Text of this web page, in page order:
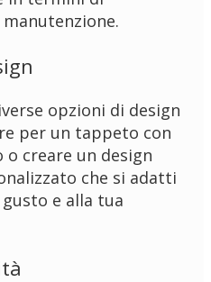
opzioni di design
per un tappeto con
creare un design
che si adatti
e alla tua